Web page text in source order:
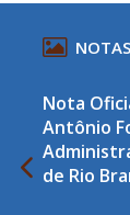
Nota
Antônio
de Rio